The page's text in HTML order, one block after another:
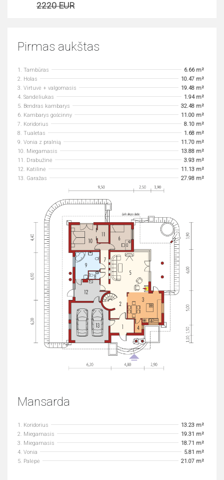
2220 EUR
Pirmas aukštas
1. Tambūras
6.66 m²
2. Holas
10.47 m²
3. Virtuvė + valgomasis
19.48 m²
4. Sandėliukas
1.94 m²
5. Bendras kambarys
32.48 m²
6. Kambarys gościnny
11.00 m²
7. Koridorius
8.10 m²
8. Tualetas
1.68 m²
9. Vonia z pralnią
11.70 m²
10. Miegamasis
13.88 m²
11. Drabužinė
3.93 m²
12. Katilinė
11.13 m²
13. Garažas
27.98 m²
Mansarda
1. Koridorius
13.23 m²
2. Miegamasis
19.31 m²
3. Miegamasis
18.71 m²
4. Vonia
5.81 m²
5. Palėpė
21.07 m²